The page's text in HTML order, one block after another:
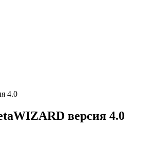
4.0
версия 4.0